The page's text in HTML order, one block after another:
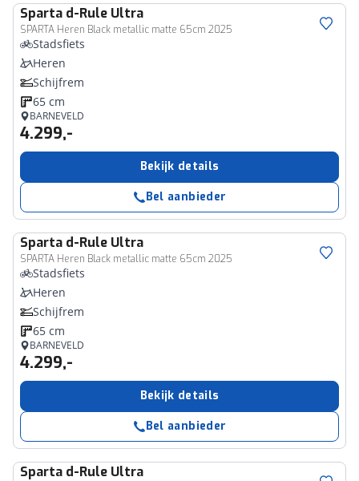
Sparta d-Rule Ultra
SPARTA Heren Black metallic matte 65cm 2025
Stadsfiets
Heren
Schijfrem
65 cm
BARNEVELD
4.299,-
Bekijk details
Bel aanbieder
Sparta d-Rule Ultra
SPARTA Heren Black metallic matte 65cm 2025
Stadsfiets
Heren
Schijfrem
65 cm
BARNEVELD
4.299,-
Bekijk details
Bel aanbieder
Sparta d-Rule Ultra